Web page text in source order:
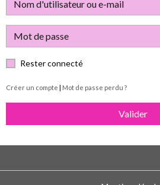
Rester connecté
Créer un compte | Mot de passe perdu ?
Valider